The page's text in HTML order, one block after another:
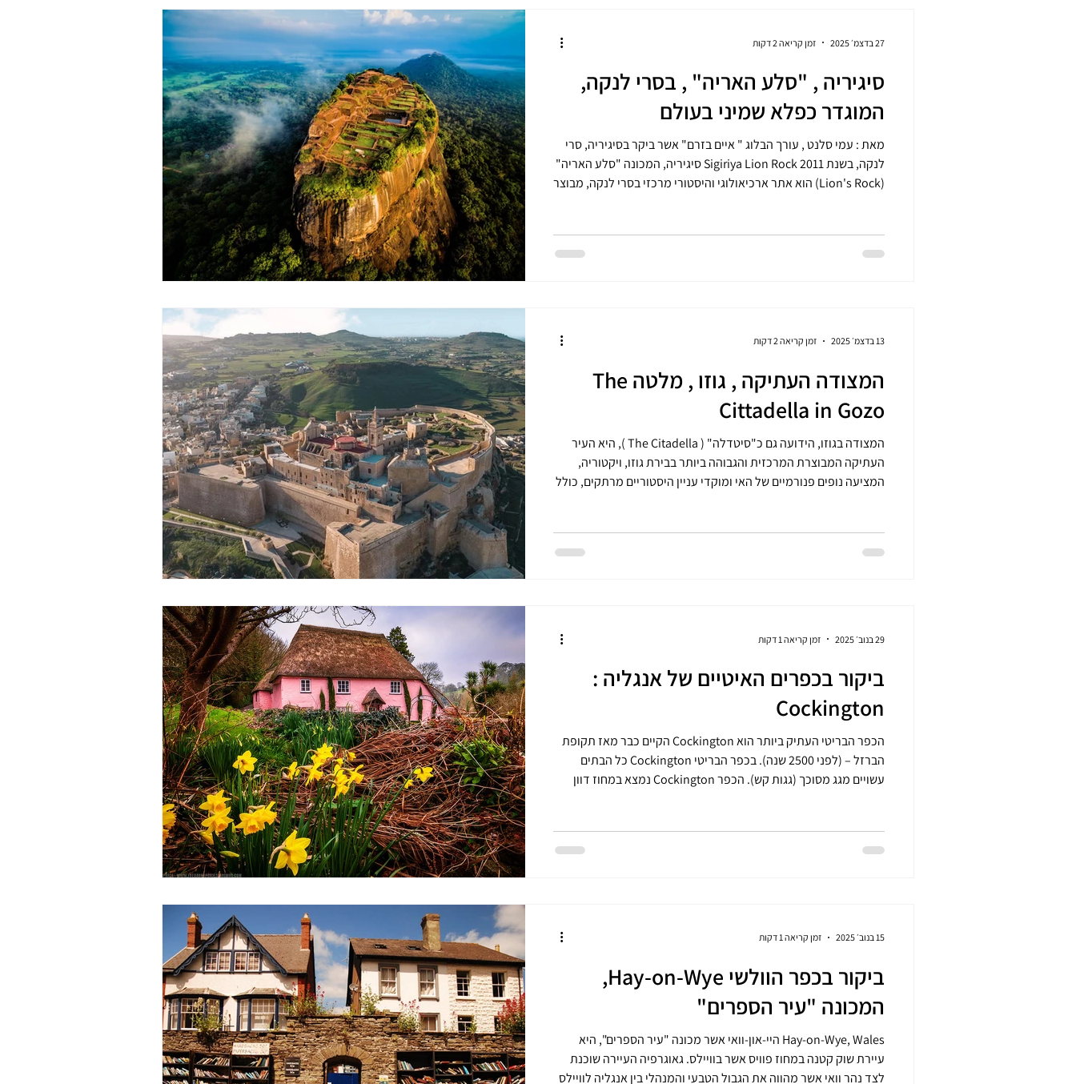
סיגיריה , "סלע האריה" , בסרי לנקה,
המוגדר כפלא שמיני בעולם
מאת : עמי סלנט , עורך הבלוג " איים בזרם" אשר ביקר בסיגיריה, סרי
לנקה, בשנת 2011 Sigiriya Lion Rock סיגיריה, המכונה "סלע האריה"
(Lion's Rock) הוא אתר ארכיאולוגי והיסטורי מרכזי בסרי לנקה, מבוצר
תיירים לטיפוס אל פסגתו לתצפית פנורמית מרהיבה. סיגיריה נמצאת
27 בדצמ׳ 2025 זמן קריאה 2 דקות
המצודה העתיקה , גוזו , מלטה The
Cittadella in Gozo
המצודה בגוזו, הידועה גם כ"סיטדלה" ( The Citadella ), היא העיר
העתיקה המבוצרת המרכזית והגבוהה ביותר בבירת גוזו, ויקטוריה,
המציעה נופים פנורמיים של האי ומוקדי עניין היסטוריים מרתקים, כולל
הגבוהה ביותר בגוזו (150 מטר מעל פני הים), ולה היסטוריה ארוכה.
הרומים בנו כאן מצודה כבר במאה השנייה לספירה; הערבים הרסו
13 בדצמ׳ 2025 זמן קריאה 2 דקות
ביקור בכפרים האיטיים של אנגליה :
Cockington
הכפר הבריטי העתיק ביותר הוא Cockington הקיים כבר מאז תקופת
הברזל – (לפני 2500 שנה). בכפר הבריטי Cockington כל הבתים
עשויים מגג מסוכך (גגות קש). הכפר Cockington נמצא במחוז דוון
נחשב כפר איטי משום אורח החיים השקט והאופי החקלאי מסביב . אין
כאן מרוץ חיים , אין תעשייה או חברות סטראט-אפ והתושבים
29 בנוב׳ 2025 זמן קריאה 1 דקות
ביקור בכפר הוולשי Hay-on-Wye,
המכונה "עיר הספרים"
Hay-on-Wye, Wales היי-און-וואי אשר מכונה "עיר הספרים", היא
עיירת שוק קטנה במחוז פוויס אשר בוויילס. גאוגרפיה העיירה שוכנת
לצד נהר וואי אשר מהווה את הגבול הטבעי והמנהלי בין אנגליה לוויילס
15 בנוב׳ 2025 זמן קריאה 1 דקות